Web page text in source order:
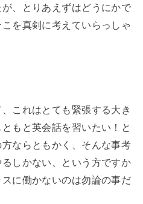
、とりあえずはどうにかで
を真剣に考えていらっしゃ
これはとても緊張する大き
もと英会話を習いたい！と
ならともかく、そんな事考
しかない、という方ですか
に働かないのは勿論の事だ